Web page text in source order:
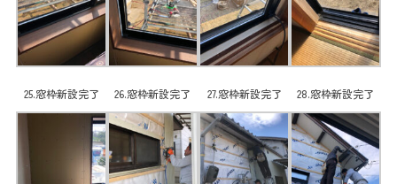
25.窓枠新設完了 26.窓枠新設完了 27.窓枠新設完了 28.窓枠新設完了